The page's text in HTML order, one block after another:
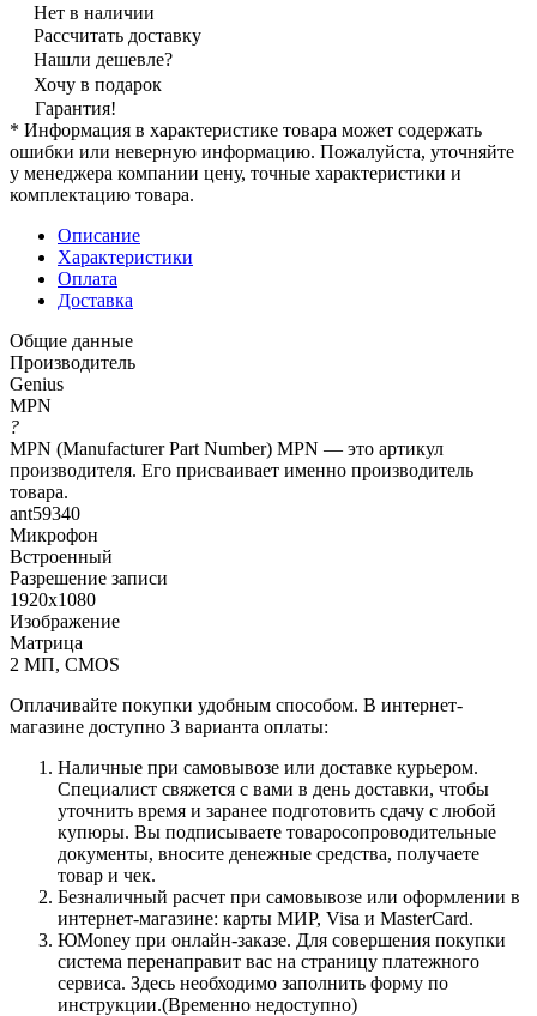
Нет в наличии
Рассчитать доставку
Нашли дешевле?
Хочу в подарок
Гарантия!
* Информация в характеристике товара может содержать
ошибки или неверную информацию. Пожалуйста, уточняйте
у менеджера компании цену, точные характеристики и
комплектацию товара.
Описание
Характеристики
Оплата
Доставка
Общие данные
Производитель
Genius
MPN
?
MPN (Manufacturer Part Number) MPN — это артикул
производителя. Его присваивает именно производитель
товара.
ant59340
Микрофон
Встроенный
Разрешение записи
1920x1080
Изображение
Матрица
2 МП, CMOS
Оплачивайте покупки удобным способом. В интернет-
магазине доступно 3 варианта оплаты:
Наличные при самовывозе или доставке курьером.
Специалист свяжется с вами в день доставки, чтобы
уточнить время и заранее подготовить сдачу с любой
купюры. Вы подписываете товаросопроводительные
документы, вносите денежные средства, получаете
товар и чек.
Безналичный расчет при самовывозе или оформлении в
интернет-магазине: карты МИР, Visa и MasterCard.
ЮMoney при онлайн-заказе. Для совершения покупки
система перенаправит вас на страницу платежного
сервиса. Здесь необходимо заполнить форму по
инструкции.(Временно недоступно)